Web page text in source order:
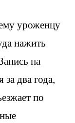
уроженцу
нажить
на
два года,
по